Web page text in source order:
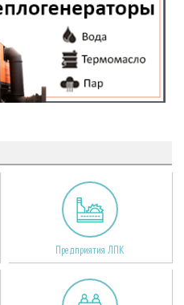
Предприятия ЛПК